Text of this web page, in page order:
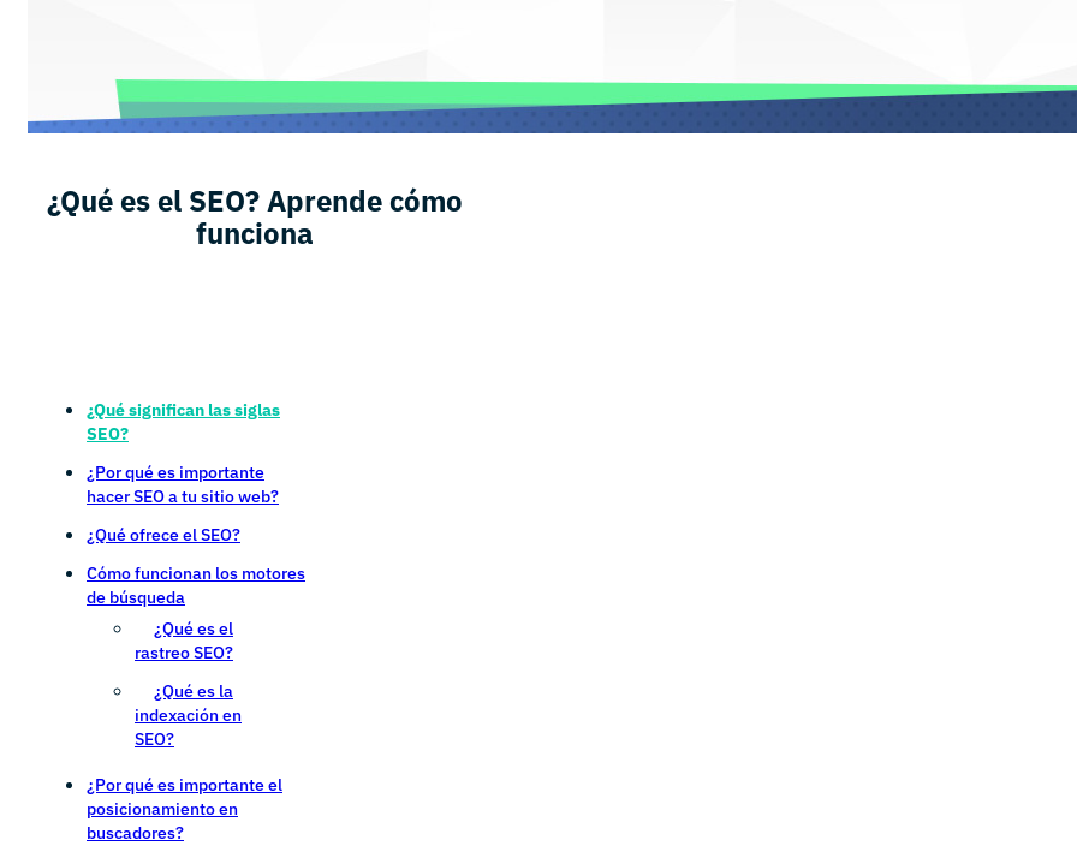
¿Qué es el SEO? Aprende cómo
funciona
¿Qué significan las siglas
SEO?
¿Por qué es importante
hacer SEO a tu sitio web?
¿Qué ofrece el SEO?
Cómo funcionan los motores
de búsqueda
¿Qué es el
rastreo SEO?
¿Qué es la
indexación en
SEO?
¿Por qué es importante el
posicionamiento en
buscadores?